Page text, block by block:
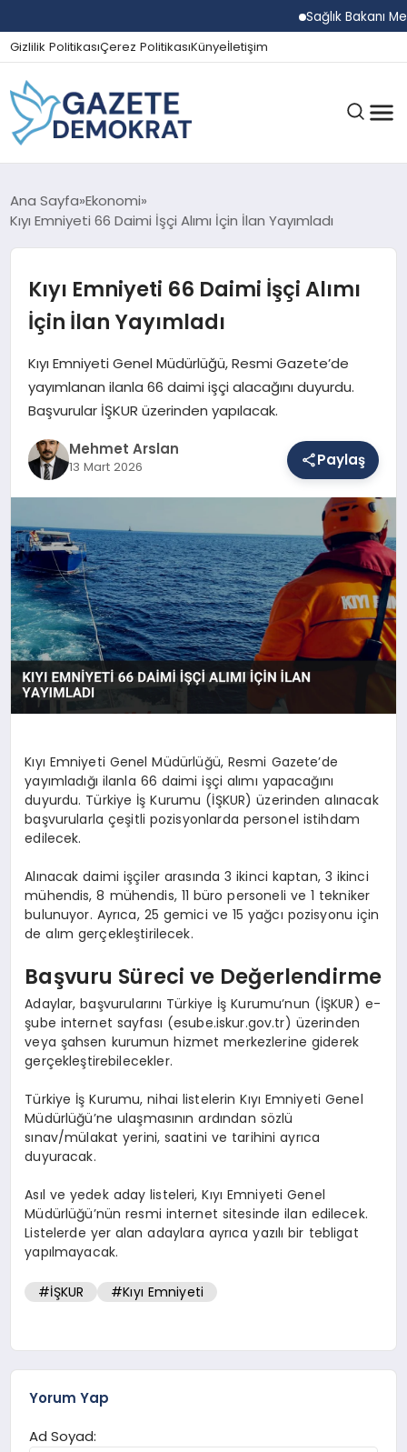
Sağlık Bakanı
Gizlilik PolitikasıÇerez PolitikasıKünyeİletişim
GÜNDEM
SPOR
MAGAZIN
SAĞLIK
EĞITIM
DÜNYA
YAŞAM
Ana Sayfa Ekonomi
Kıyı Emniyeti 66 Daimi İşçi Alımı İçin İlan Yayımladı
Kıyı Emniyeti 66 Daimi İşçi Alımı
İçin İlan Yayımladı
Kıyı Emniyeti Genel Müdürlüğü, Resmi Gazete’de
yayımlanan ilanla 66 daimi işçi alacağını duyurdu.
Başvurular İŞKUR üzerinden yapılacak.
Mehmet Arslan
13 Mart 2026 Paylaş
Kıyı Emniyeti Genel Müdürlüğü, Resmi Gazete’de
yayımladığı ilanla 66 daimi işçi alımı yapacağını
duyurdu. Türkiye İş Kurumu (İŞKUR) üzerinden alınacak
başvurularla çeşitli pozisyonlarda personel istihdam
edilecek.
Alınacak daimi işçiler arasında 3 ikinci kaptan, 3 ikinci
mühendis, 8 mühendis, 11 büro personeli ve 1 tekniker
bulunuyor. Ayrıca, 25 gemici ve 15 yağcı pozisyonu için
de alım gerçekleştirilecek.
Başvuru Süreci ve Değerlendirme
Adaylar, başvurularını Türkiye İş Kurumu’nun (İŞKUR) e-
şube internet sayfası (esube.iskur.gov.tr) üzerinden
veya şahsen kurumun hizmet merkezlerine giderek
gerçekleştirebilecekler.
Türkiye İş Kurumu, nihai listelerin Kıyı Emniyeti Genel
Müdürlüğü’ne ulaşmasının ardından sözlü
sınav/mülakat yerini, saatini ve tarihini ayrıca
duyuracak.
Asıl ve yedek aday listeleri, Kıyı Emniyeti Genel
Müdürlüğü’nün resmi internet sitesinde ilan edilecek.
Listelerde yer alan adaylara ayrıca yazılı bir tebligat
yapılmayacak.
#İŞKUR #Kıyı Emniyeti
Yorum Yap
Ad Soyad: